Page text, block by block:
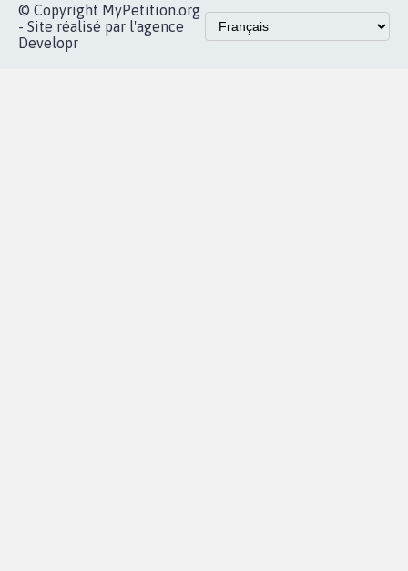
© Copyright MyPetition.org
- Site réalisé par l'agence
Developr